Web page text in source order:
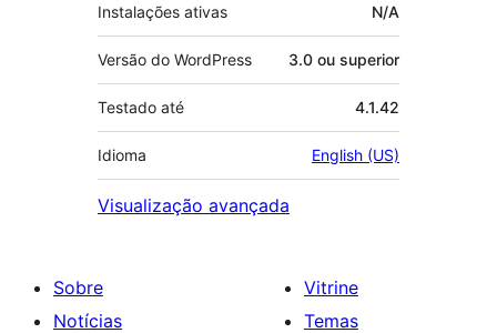
Instalações ativas N/A
Versão do WordPress 3.0 ou superior
Testado até 4.1.42
Idioma English (US)
Visualização avançada
Sobre
Notícias
Vitrine
Temas